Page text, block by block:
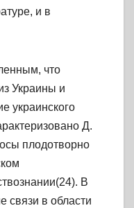
и в
что
Украины и
украинского
Д.
плодотворно
В
связи в области